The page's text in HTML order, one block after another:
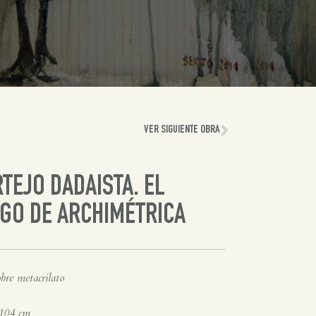
VER SIGUIENTE OBRA
DADAISTA. EL
DE ARCHIMÉTRICA
metacrilato